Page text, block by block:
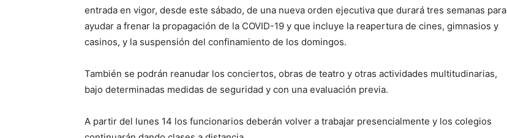
entrada en vigor, desde este sábado, de una nueva orden ejecutiva que durará tres semanas para
ayudar a frenar la propagación de la COVID-19 y que incluye la reapertura de cines, gimnasios y
casinos, y la suspensión del confinamiento de los domingos.
También se podrán reanudar los conciertos, obras de teatro y otras actividades multitudinarias,
bajo determinadas medidas de seguridad y con una evaluación previa.
A partir del lunes 14 los funcionarios deberán volver a trabajar presencialmente y los colegios